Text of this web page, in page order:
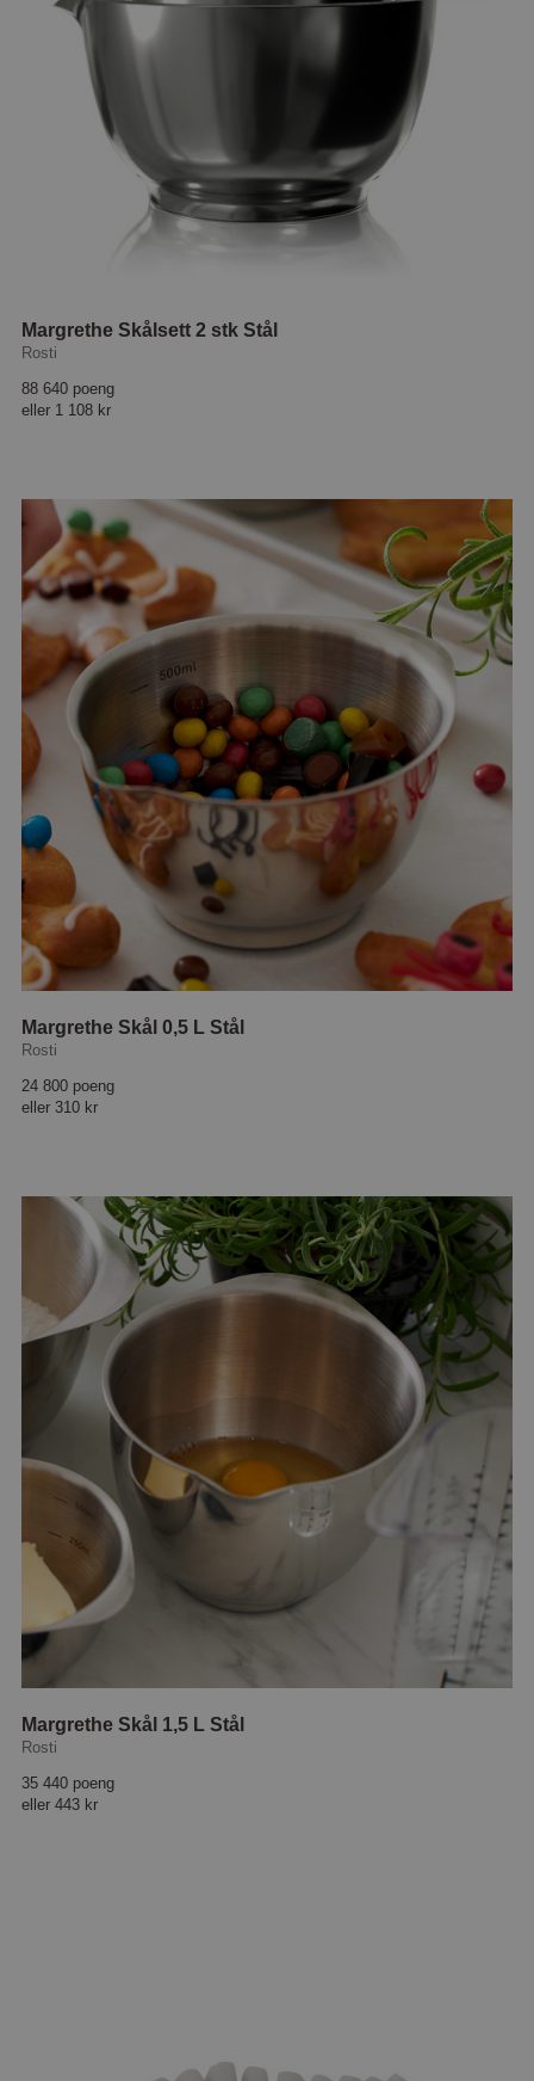
Margrethe Skålsett 2 stk Stål
Rosti
88 640 poeng
eller 1 108 kr
Margrethe Skål 0,5 L Stål
Rosti
24 800 poeng
eller 310 kr
Margrethe Skål 1,5 L Stål
Rosti
35 440 poeng
eller 443 kr